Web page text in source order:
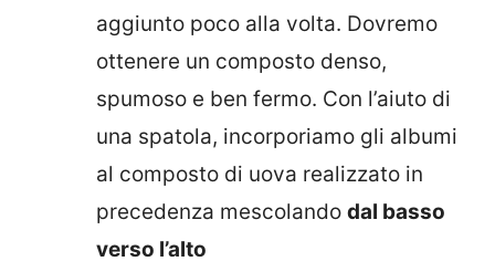
aggiunto poco alla volta. Dovremo
ottenere un composto denso,
spumoso e ben fermo. Con l’aiuto di
una spatola, incorporiamo gli albumi
al composto di uova realizzato in
precedenza mescolando dal basso
verso l’alto